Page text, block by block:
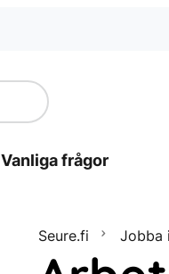
Vanliga frågor
Seure.fi Jobba